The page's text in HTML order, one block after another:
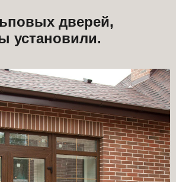
дверей,
установили.